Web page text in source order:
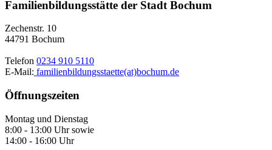
Familienbildungsstätte der Stadt Bochum
Zechenstr. 10
44791 Bochum
Telefon 0234 910 5110
E-Mail: familienbildungsstaette(at)bochum.de
Öffnungszeiten
Montag und Dienstag
8:00 - 13:00 Uhr sowie
14:00 - 16:00 Uhr